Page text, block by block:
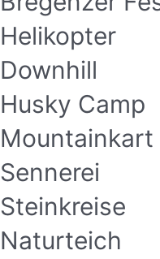
Helikopter
Downhill
Husky Camp
Sennerei
Steinkreise
Naturteich